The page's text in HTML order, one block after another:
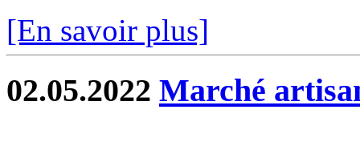
[En savoir plus]
02.05.2022 Marché